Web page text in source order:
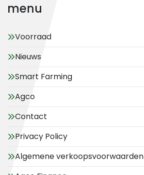
menu
Voorraad
Nieuws
Smart Farming
Agco
Contact
Privacy Policy
Algemene verkoopsvoorwaarden